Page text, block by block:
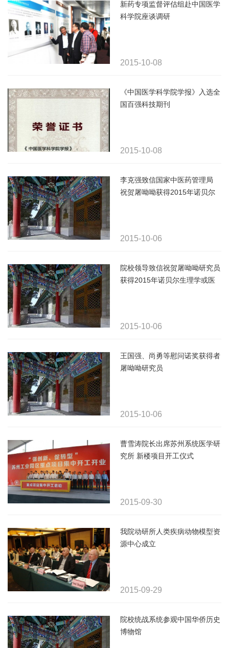
新药专项监督评估组赴中国医学
科学院座谈调研
2015-10-08
《中国医学科学院学报》入选全
国百强科技期刊
2015-10-08
李克强致信国家中医药管理局
祝贺屠呦呦获得2015年诺贝尔
2015-10-06
院校领导致信祝贺屠呦呦研究员
获得2015年诺贝尔生理学或医
2015-10-06
王国强、尚勇等慰问诺奖获得者
屠呦呦研究员
2015-10-06
曹雪涛院长出席苏州系统医学研
究所 新楼项目开工仪式
2015-09-30
我院动研所人类疾病动物模型资
源中心成立
2015-09-29
院校统战系统参观中国华侨历史
博物馆